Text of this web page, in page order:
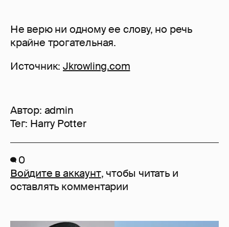
Не верю ни одному ее слову, но речь
крайне трогательная.
Источник:Jkrowling.com
Автор: admin
Тег: Harry Potter
0
Войдите в аккаунт, чтобы читать и
оставлять комментарии